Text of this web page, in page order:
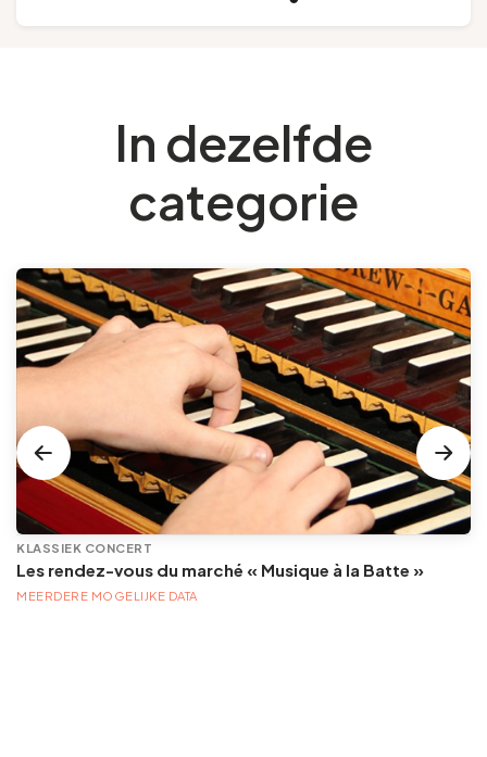
In dezelfde
categorie
KLASSIEK CONCERT
Les rendez-vous du marché « Musique à la Batte »
MEERDERE MOGELIJKE DATA